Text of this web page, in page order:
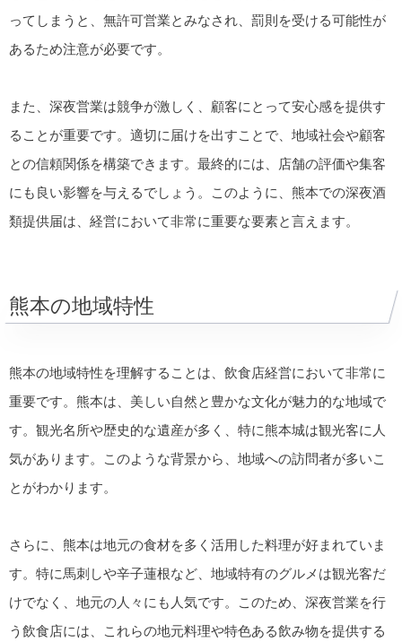
ってしまうと、無許可営業とみなされ、罰則を受ける可能性が
あるため注意が必要です。
また、深夜営業は競争が激しく、顧客にとって安心感を提供す
ることが重要です。適切に届けを出すことで、地域社会や顧客
との信頼関係を構築できます。最終的には、店舗の評価や集客
にも良い影響を与えるでしょう。このように、熊本での深夜酒
類提供届は、経営において非常に重要な要素と言えます。
熊本の地域特性
熊本の地域特性を理解することは、飲食店経営において非常に
重要です。熊本は、美しい自然と豊かな文化が魅力的な地域で
す。観光名所や歴史的な遺産が多く、特に熊本城は観光客に人
気があります。このような背景から、地域への訪問者が多いこ
とがわかります。
さらに、熊本は地元の食材を多く活用した料理が好まれていま
す。特に馬刺しや辛子蓮根など、地域特有のグルメは観光客だ
けでなく、地元の人々にも人気です。このため、深夜営業を行
う飲食店には、これらの地元料理や特色ある飲み物を提供する